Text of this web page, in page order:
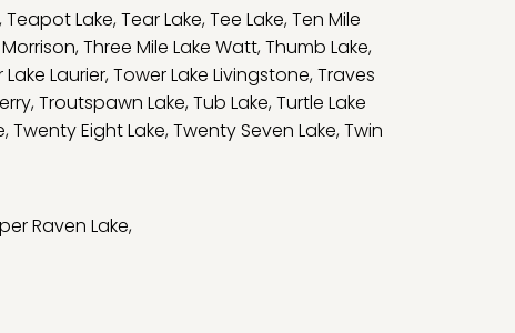
,Teapot Lake,Tear Lake,Tee Lake,Ten Mile
,Three Mile Lake Watt,Thumb Lake,
Laurier,Tower Lake Livingstone,Traves
,Troutspawn Lake,Tub Lake,Turtle Lake
,Twenty Eight Lake,Twenty Seven Lake,Twin
Raven Lake,